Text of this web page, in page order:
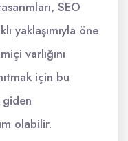
SEO
yaklaşımıyla öne
varlığını
için bu
giden
olabilir.